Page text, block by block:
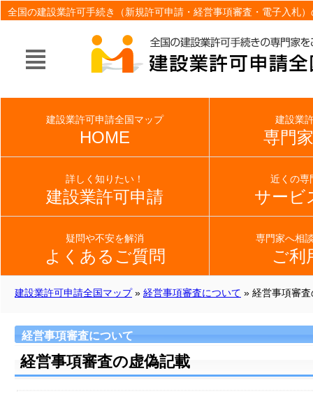
全国の建設業許可手続き（新規許可申請・経営事項審査・電子入札
建設業許可申請全国マップ» 経営事項審査について » 経営事項審
経営事項審査について
経営事項審査の虚偽記載
建設業許可申請全国マップ
HOME
建設業
専門
詳しく知りたい！
建設業許可申請
近くの専
サービ
疑問や不安を解消
よくあるご質問
専門家へ相
ご利